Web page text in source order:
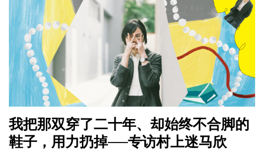
我把那双穿了二十年、却始终不合脚的
鞋子，用力扔掉──专访村上迷马欣